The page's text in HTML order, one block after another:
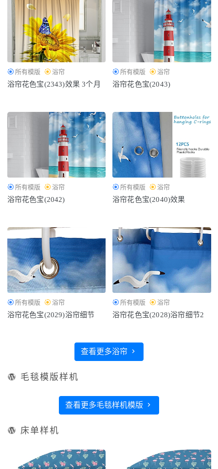
所有模版 浴帘
浴帘花色宝(2343)效果 3个月
所有模版 浴帘
浴帘花色宝(2043)
所有模版 浴帘
浴帘花色宝(2042)
所有模版 浴帘
浴帘花色宝(2040)效果
所有模版 浴帘
浴帘花色宝(2029)浴帘细节
所有模版 浴帘
浴帘花色宝(2028)浴帘细节2
查看更多浴帘
毛毯模版样机
查看更多毛毯样机模版
床单样机